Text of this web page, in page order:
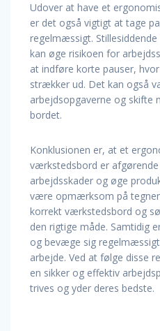
Udover at have et
er det også vigtigt at tage
regelmæssigt.
kan øge risikoen for
at indføre korte pauser,
strækker ud. Det kan også
arbejdsopgaverne og skifte
bordet.
Konklusionen er, at et
værkstedsbord er
arbejdsskader og øge
være opmærksom på
korrekt værkstedsbord og
den rigtige måde. Samtidig
og bevæge sig
arbejde. Ved at følge disse
en sikker og effektiv
trives og yder deres bedste.